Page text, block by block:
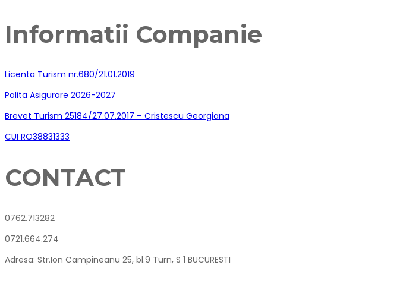
Informatii Companie
Licenta Turism nr.680/21.01.2019
Polita Asigurare 2026-2027
Brevet Turism 25184/27.07.2017 – Cristescu Georgiana
CUI RO38831333
CONTACT
0762.713282
0721.664.274
Adresa: Str.Ion Campineanu 25, bl.9 Turn, S 1 BUCURESTI